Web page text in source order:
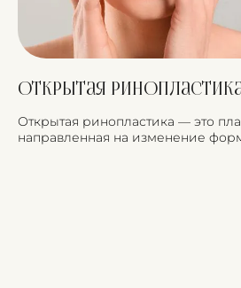
Открытая
Открытая ринопластика — это
направленная на изменение